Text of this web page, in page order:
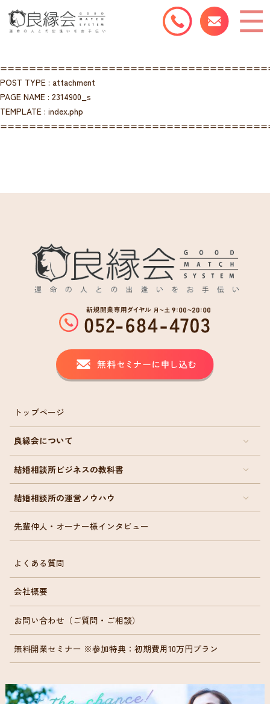
POST TYPE : attachment
PAGE NAME : 2314900_s
TEMPLATE : index.php
トップページ
良縁会について
結婚相談所ビジネスの教科書
結婚相談所の運営ノウハウ
先輩仲人・オーナー様インタビュー
よくある質問
会社概要
お問い合わせ（ご質問・ご相談）
無料開業セミナー ※参加特典：初期費用10万円プラン